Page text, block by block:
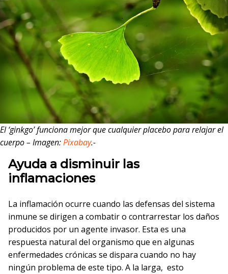
El ‘ginkgo’ funciona mejor que cualquier placebo para relajar el
cuerpo – Imagen:Pixabay.-
Ayuda a disminuir las
inflamaciones
La inflamación ocurre cuando las defensas del sistema
inmune se dirigen a combatir o contrarrestar los daños
producidos por un agente invasor. Esta es una
respuesta natural del organismo que en algunas
enfermedades crónicas se dispara cuando no hay
ningún problema de este tipo. A la larga, esto